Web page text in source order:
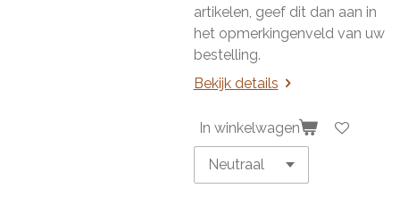
artikelen, geef dit dan aan in
het opmerkingenveld van uw
bestelling.
Bekijk details
In winkelwagen